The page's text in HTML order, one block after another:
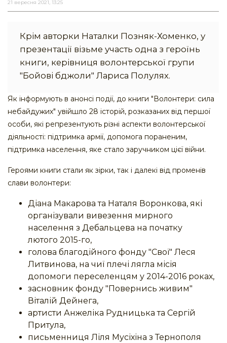
21 вересня 2021, 13:25
Крім авторки Наталки Позняк-Хоменко, у
презентації візьме участь одна з героїнь
книги, керівниця волонтерської групи
"Бойові бджоли" Лариса Полулях.
Як інформують в анонсі події, до книги "Волонтери: сила
небайдужих" увійшло 28 історій, розказаних від першої
особи, які репрезентують різні аспекти волонтерської
діяльності: підтримка армії, допомога пораненим,
підтримка населення, яке стало заручником цієї війни.
Героями книги стали як зірки, так і далекі від променів
слави волонтери:
Діана Макарова та Наталя Воронкова, які
організували вивезення мирного
населення з Дебальцева на початку
лютого 2015-го,
голова благодійного фонду "Свої" Леся
Литвинова, на чиї плечі лягла місія
допомоги переселенцям у 2014-2016 роках,
засновник фонду "Повернись живим"
Віталій Дейнега,
артисти Анжеліка Рудницька та Сергій
Притула,
письменниця Ліля Мусіхіна з Тернополя